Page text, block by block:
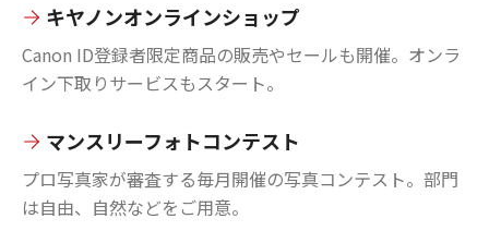
キヤノンオンラインショップ
Canon ID登録者限定商品の販売やセールも開催。オンラ
イン下取りサービスもスタート。
マンスリーフォトコンテスト
プロ写真家が審査する毎月開催の写真コンテスト。部門
は自由、自然などをご用意。